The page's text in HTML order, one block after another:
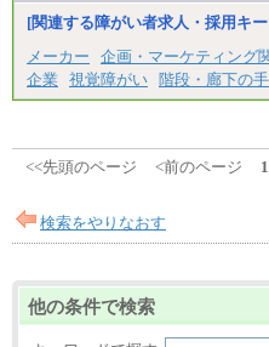
※上記給与をベー
します。
※試用期間中も
[関連する障がい者求人・採用キ
メーカー
企画・マーケティング
企業
視覚障がい 階段・廊下の
<<先頭のページ <前のページ 1
検索をやりなおす
他の条件で検索